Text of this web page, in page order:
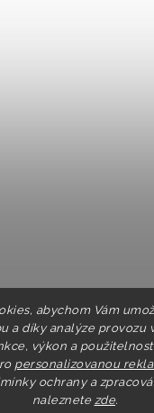
abychom Vám
a díky analýze provozu
výkon a
personalizovanou
ochrany a
naleznete zde.